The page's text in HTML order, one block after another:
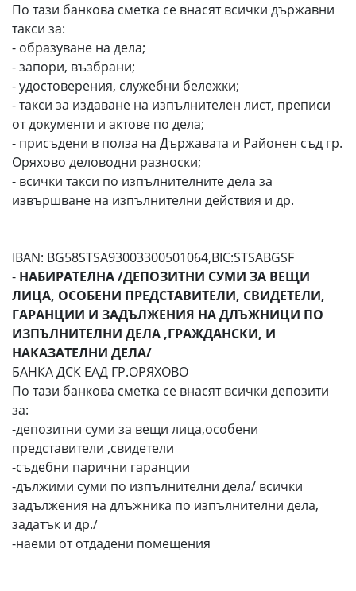
По тази банкова сметка се внасят всички държавни
такси за:
- образуване на дела;
- запори, възбрани;
- удостоверения, служебни бележки;
- такси за издаване на изпълнителен лист, преписи
от документи и актове по дела;
- присъдени в полза на Държавата и Районен съд гр.
Оряхово деловодни разноски;
- всички такси по изпълнителните дела за
извършване на изпълнителни действия и др.
IBAN: BG58STSA93003300501064,BIC:STSABGSF
- НАБИРАТЕЛНА /ДЕПОЗИТНИ СУМИ ЗА ВЕЩИ
ЛИЦА, ОСОБЕНИ ПРЕДСТАВИТЕЛИ, СВИДЕТЕЛИ,
ГАРАНЦИИ И ЗАДЪЛЖЕНИЯ НА ДЛЪЖНИЦИ ПО
ИЗПЪЛНИТЕЛНИ ДЕЛА ,ГРАЖДАНСКИ, И
НАКАЗАТЕЛНИ ДЕЛА/
БАНКА ДСК ЕАД ГР.ОРЯХОВО
По тази банкова сметка се внасят всички депозити
за:
-депозитни суми за вещи лица,особени
представители ,свидетели
-съдебни парични гаранции
-дължими суми по изпълнителни дела/ всички
задължения на длъжника по изпълнителни дела,
задатък и др./
-наеми от отдадени помещения